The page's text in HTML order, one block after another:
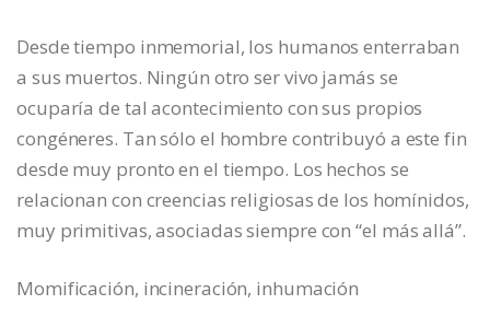
Desde tiempo inmemorial, los humanos enterraban
a sus muertos. Ningún otro ser vivo jamás se
ocuparía de tal acontecimiento con sus propios
congéneres. Tan sólo el hombre contribuyó a este fin
desde muy pronto en el tiempo. Los hechos se
relacionan con creencias religiosas de los homínidos,
muy primitivas, asociadas siempre con “el más allá”.
Momificación, incineración, inhumación